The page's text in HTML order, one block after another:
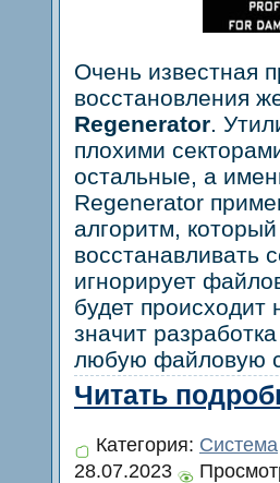
Очень известная
восстановления
Regenerator.
плохими
остальные, а
Regenerator
алгоритм,
восстанавливать
игнорирует
будет
значит
любую файловую
Читать
Категория: Система
28.07.2023